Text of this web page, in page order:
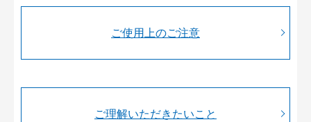
ご使用上のご注意
ご理解いただきたいこと